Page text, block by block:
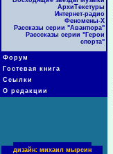
АрхиТекстуры
Интернет-радио
Феномены-Х
Рассказы серии "Авантюра"
Расссказы серии "Герои
спорта"
Форум
Гостевая книга
Ссылки
О редакции
дизайн: михаил мырсин